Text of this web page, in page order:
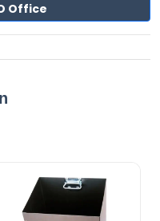
Office